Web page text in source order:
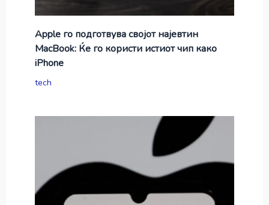
Apple го подготвува својот најевтин
MacBook: Ќе го користи истиот чип како
iPhone
tech